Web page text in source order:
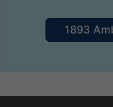
1893